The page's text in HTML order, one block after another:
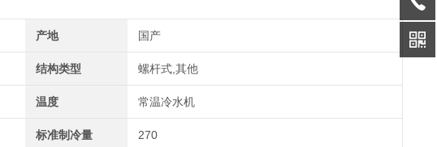
产地 国产
结构类型 螺杆式,其他
温度 常温冷水机
标准制冷量 270